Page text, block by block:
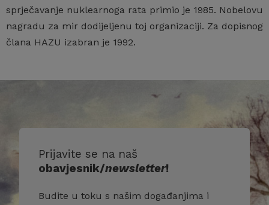
sprječavanje nuklearnoga rata primio je 1985. Nobelovu
nagradu za mir dodijeljenu toj organizaciji. Za dopisnog
člana HAZU izabran je 1992.
Prijavite se na naš
obavjesnik/newsletter!
Budite u toku s našim događanjima i